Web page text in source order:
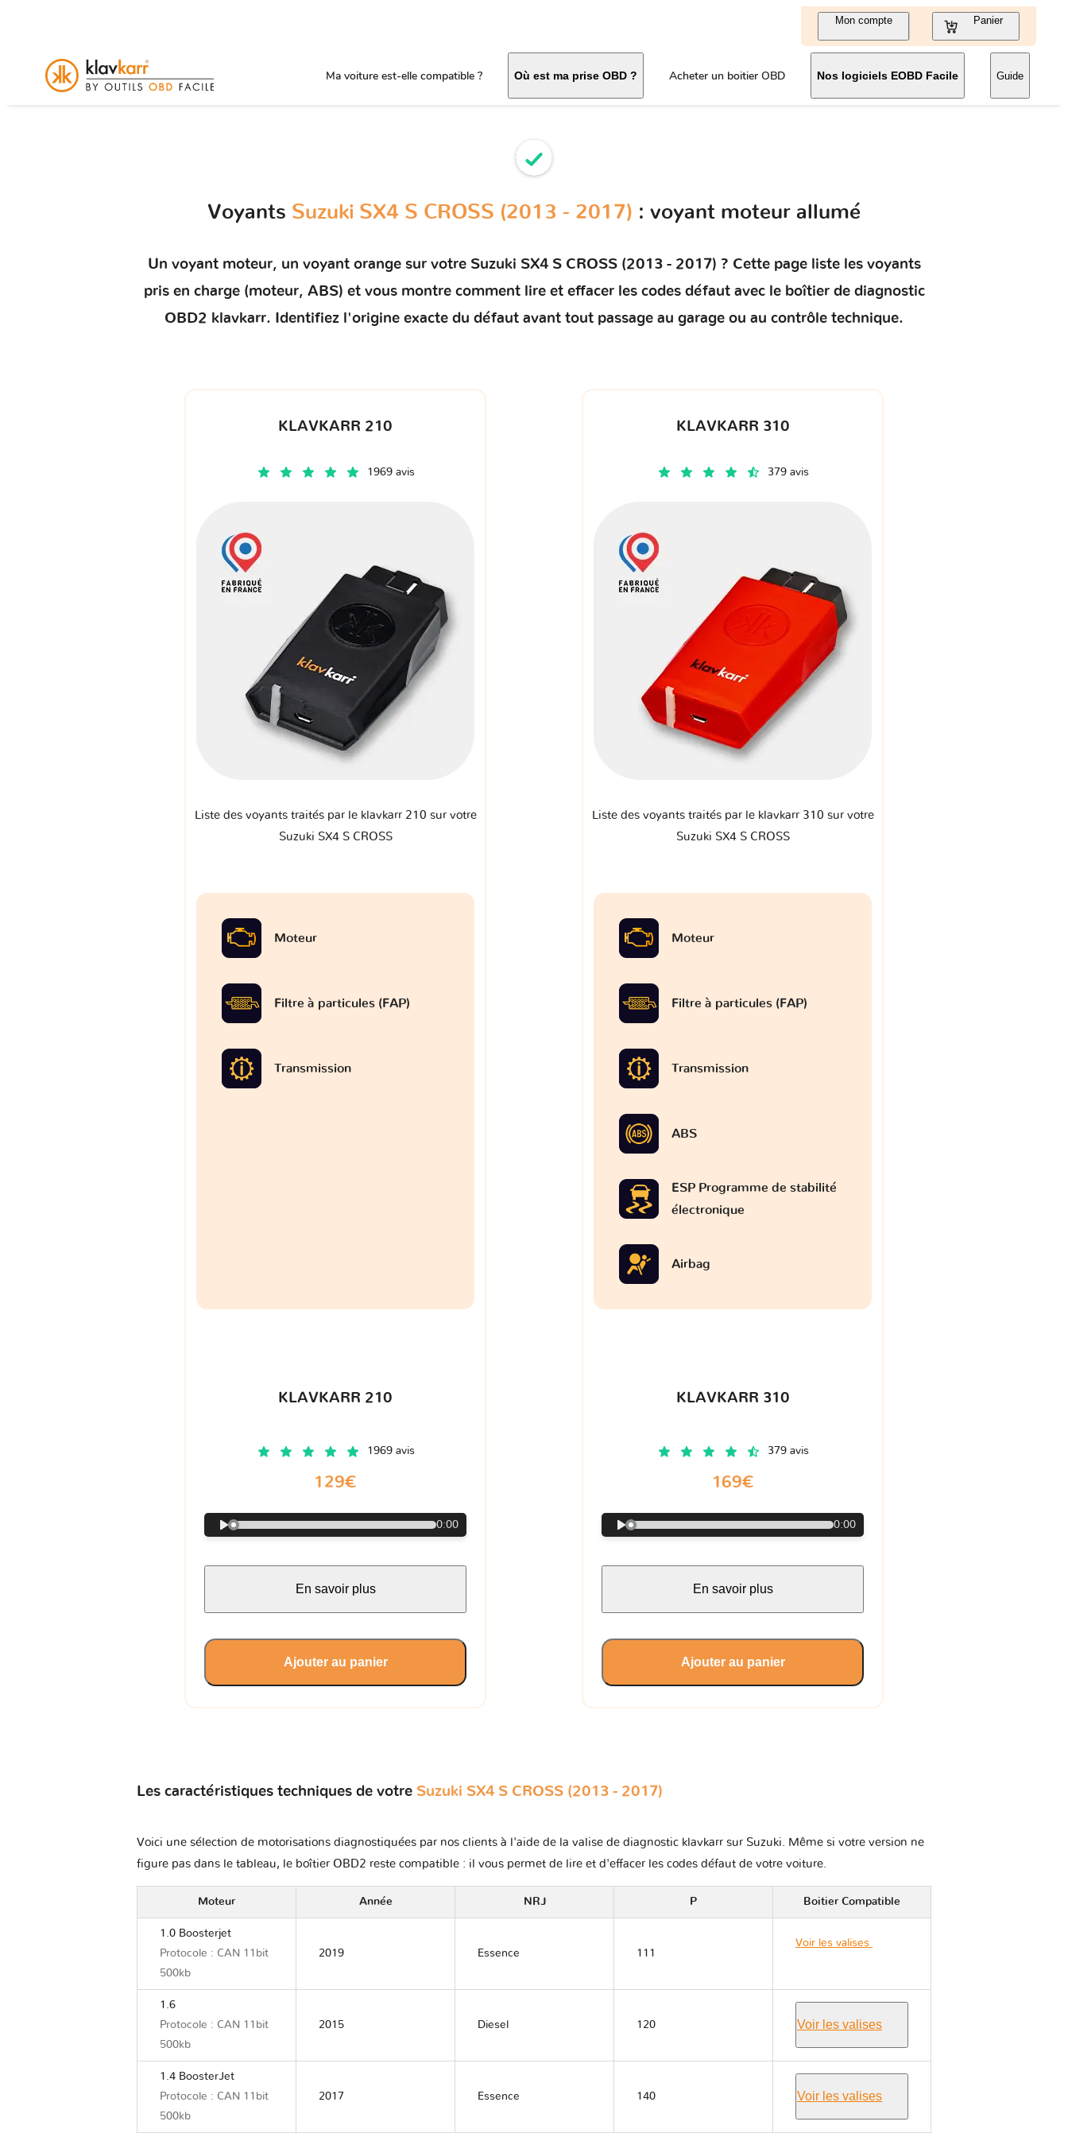
Mon compte Panier
Ma voiture est-elle compatible ? Où est ma prise OBD ? Acheter un boitier OBD Nos logiciels EOBD Facile Guide
Voyants Suzuki SX4 S CROSS (2013 - 2017) : voyant moteur allumé
Un voyant moteur, un voyant orange sur votre Suzuki SX4 S CROSS (2013 - 2017) ? Cette page liste les voyants
pris en charge (moteur, ABS) et vous montre comment lire et effacer les codes défautavec le boîtier de diagnostic
OBD2 klavkarr. Identifiez l'origine exacte du défaut avant tout passage au garage ou au contrôle technique.
KLAVKARR 210
1969 avis
Liste des voyants traités par le klavkarr 210 sur votre
Suzuki SX4 S CROSS
Moteur
Filtre à particules (FAP)
Transmission
KLAVKARR 210
1969 avis
129€
0:00
En savoir plus
Ajouter au panier
KLAVKARR 310
379 avis
Liste des voyants traités par le klavkarr 310 sur votre
Suzuki SX4 S CROSS
Moteur
Filtre à particules (FAP)
Transmission
ABS
ESP Programme de stabilité
électronique
Airbag
KLAVKARR 310
379 avis
169€
0:00
En savoir plus
Ajouter au panier
Les caractéristiques techniques de votre Suzuki SX4 S CROSS (2013 - 2017)
Voici une sélection de motorisations diagnostiquées par nos clients à l'aide de la valise de diagnostic klavkarr sur Suzuki. Même si votre version ne
figure pas dans le tableau, le boîtier OBD2 reste compatible : il vous permet de lire et d'effacer les codes défaut de votre voiture.
Moteur Année NRJ P Boitier Compatible
1.0 Boosterjet
Protocole : CAN 11bit
500kb
2019 Essence 111
Voir les valises
1.6
Protocole : CAN 11bit
500kb
2015 Diesel 120 Voir les valises
1.4 BoosterJet
Protocole : CAN 11bit
500kb
2017 Essence 140 Voir les valises